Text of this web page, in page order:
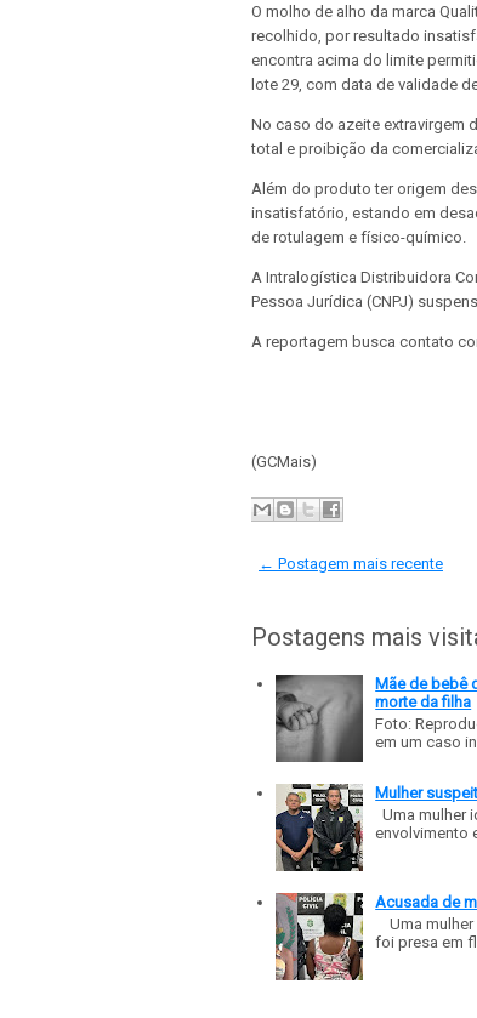
O molho de alho da marca
recolhido, por resultado
encontra acima do limite
lote 29, com data de validade
No caso do azeite extravirgem
total e proibição da
Além do produto ter origem
insatisfatório, estando em
de rotulagem e físico-químico.
A Intralogística Distribuidora
Pessoa Jurídica (CNPJ)
A reportagem busca contato
(GCMais)
← Postagem mais recente
Postagens mais
Mãe de bebê
morte da filha
Foto:
em um caso
Mulher
Uma mulher
envolvimento
Acusada de
Uma mulher
foi presa em